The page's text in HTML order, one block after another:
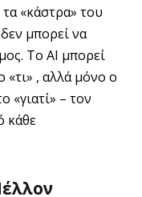
«κάστρα» του
μπορεί να
Το AI μπορεί
«τι» , αλλά μόνο ο
«γιατί» – τον
κάθε